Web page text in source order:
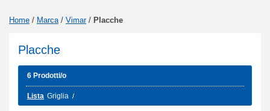
Home / Marca / Vimar / Placche
Placche
6 Prodotti/o
Lista Griglia